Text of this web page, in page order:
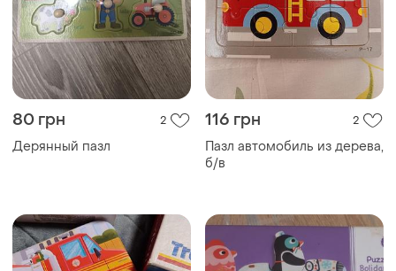
80 грн 2
Дерянный пазл
116 грн 2
Пазл автомобиль из дерева,
б/в